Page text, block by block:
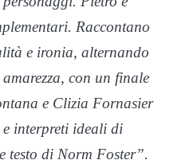
Raccontano
e ironia, alternando
con un finale
e Clizia Fornasier
interpreti ideali di
testo di Norm Foster”.